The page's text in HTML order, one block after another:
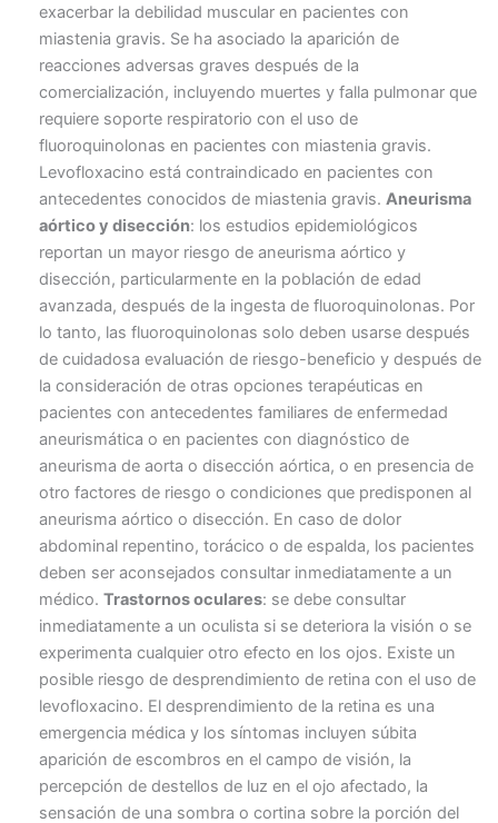
exacerbar la debilidad muscular en pacientes con
miastenia gravis. Se ha asociado la aparición de
reacciones adversas graves después de la
comercialización, incluyendo muertes y falla pulmonar que
requiere soporte respiratorio con el uso de
fluoroquinolonas en pacientes con miastenia gravis.
Levofloxacino está contraindicado en pacientes con
antecedentes conocidos de miastenia gravis. Aneurisma
aórtico y disección: los estudios epidemiológicos
reportan un mayor riesgo de aneurisma aórtico y
disección, particularmente en la población de edad
avanzada, después de la ingesta de fluoroquinolonas. Por
lo tanto, las fluoroquinolonas solo deben usarse después
de cuidadosa evaluación de riesgo-beneficio y después de
la consideración de otras opciones terapéuticas en
pacientes con antecedentes familiares de enfermedad
aneurismática o en pacientes con diagnóstico de
aneurisma de aorta o disección aórtica, o en presencia de
otro factores de riesgo o condiciones que predisponen al
aneurisma aórtico o disección. En caso de dolor
abdominal repentino, torácico o de espalda, los pacientes
deben ser aconsejados consultar inmediatamente a un
médico. Trastornos oculares: se debe consultar
inmediatamente a un oculista si se deteriora la visión o se
experimenta cualquier otro efecto en los ojos. Existe un
posible riesgo de desprendimiento de retina con el uso de
levofloxacino. El desprendimiento de la retina es una
emergencia médica y los síntomas incluyen súbita
aparición de escombros en el campo de visión, la
percepción de destellos de luz en el ojo afectado, la
sensación de una sombra o cortina sobre la porción del